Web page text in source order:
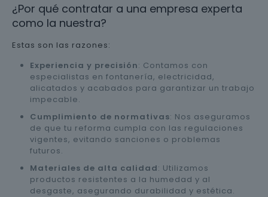
¿Por qué contratar a una empresa experta
como la nuestra?
Estas son las razones:
Experiencia y precisión: Contamos con
especialistas en fontanería, electricidad,
alicatados y acabados para garantizar un trabajo
impecable.
Cumplimiento de normativas: Nos aseguramos
de que tu reforma cumpla con las regulaciones
vigentes, evitando sanciones o problemas
futuros.
Materiales de alta calidad: Utilizamos
productos resistentes a la humedad y al
desgaste, asegurando durabilidad y estética.